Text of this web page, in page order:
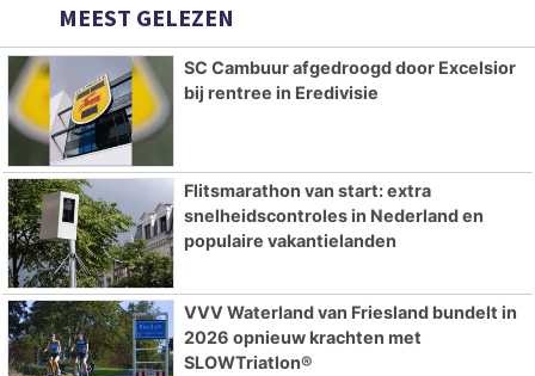
MEEST GELEZEN
SC Cambuur afgedroogd door Excelsior
bij rentree in Eredivisie
Flitsmarathon van start: extra
snelheidscontroles in Nederland en
populaire vakantielanden
VVV Waterland van Friesland bundelt in
2026 opnieuw krachten met
SLOWTriatlon®